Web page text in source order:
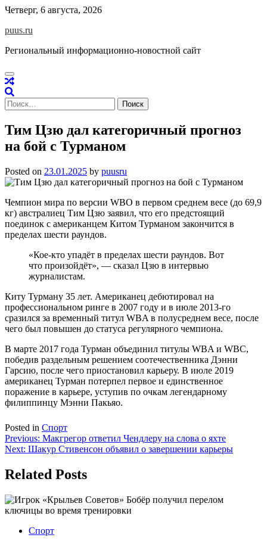
Skip
content
Четверг, 6 августа, 2026
puus.ru
Региональный информационно-новостной сайт
Найти:
Тим Цзю дал категоричный прогноз
на бой с Турманом
Posted on 23.01.2025 by puusru
Чемпион мира по версии WBO в первом среднем весе (до 69,9
кг) австралиец Тим Цзю заявил, что его предстоящий
поединок с американцем Китом Турманом закончится в
пределах шести раундов.
«Кое-кто упадёт в пределах шести раундов. Вот
что произойдёт», — сказал Цзю в интервью
журналистам.
Киту Турману 35 лет. Американец дебютировал на
профессиональном ринге в 2007 году и в июле 2013-го
сразился за временный титул WBA в полусреднем весе, после
чего был повышен до статуса регулярного чемпиона.
В марте 2017 года Турман объединил титулы WBA и WBC,
победив раздельным решением соотечественника Дэнни
Гарсию, после чего приостановил карьеру. В июле 2019
американец Турман потерпел первое и единственное
поражение в карьере, уступив по очкам легендарному
филиппинцу Мэнни Пакьяо.
Posted in Спорт
Навигация
по
записям
Previous: Макгрегор ответил Чендлеру на слова о яхте
Next: Шакур Стивенсон объявил о завершении карьеры
Related Posts
Спорт